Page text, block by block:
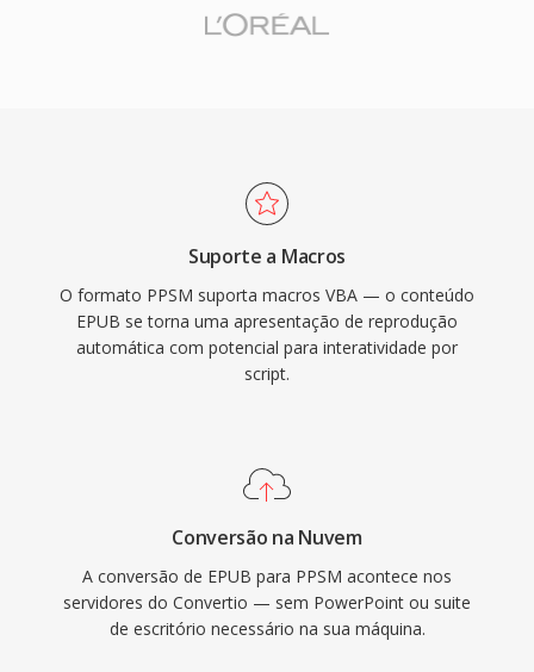
Suporte a Macros
O formato PPSM suporta macros VBA — o conteúdo
EPUB se torna uma apresentação de reprodução
automática com potencial para interatividade por
script.
Conversão na Nuvem
A conversão de EPUB para PPSM acontece nos
servidores do Convertio — sem PowerPoint ou suite
de escritório necessário na sua máquina.